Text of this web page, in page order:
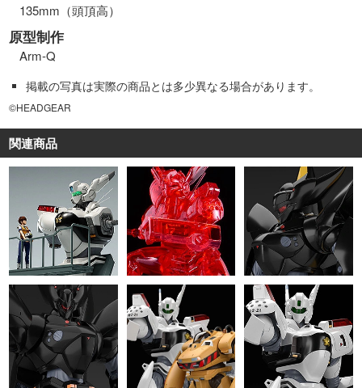
135mm（頭頂高）
原型制作
Arm-Q
掲載の写真は実際の商品とは多少異なる場合があります。
©HEADGEAR
関連商品